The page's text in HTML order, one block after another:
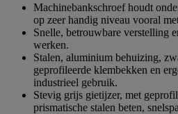
Machinebankschroef houdt
op zeer handig niveau vooral
Snelle, betrouwbare verstelling
werken.
Stalen, aluminium behuizing,
geprofileerde klembekken en
industrieel gebruik.
Stevig grijs gietijzer, met
prismatische stalen beten,